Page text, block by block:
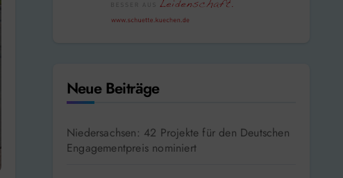
Neue Beiträge
Niedersachsen: 42 Projekte für den Deutschen
Engagementpreis nominiert